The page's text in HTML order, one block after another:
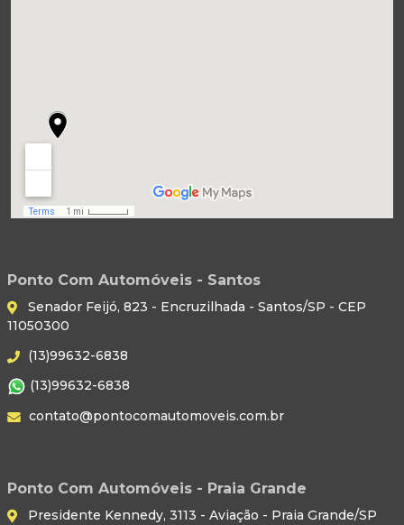
Ponto Com Automóveis - Santos
Senador Feijó, 823 - Encruzilhada - Santos/SP - CEP
11050300
(13)99632-6838
(13)99632-6838
contato@pontocomautomoveis.com.br
Ponto Com Automóveis - Praia Grande
Presidente Kennedy, 3113 - Aviação - Praia Grande/SP